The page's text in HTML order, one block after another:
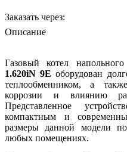
Заказать через:
Описание
Газовый котел
1.620iN 9E оборудован
теплообменником, а
коррозии и влиянию
Представленное
компактным и
размеры данной модели
любых помещениях.